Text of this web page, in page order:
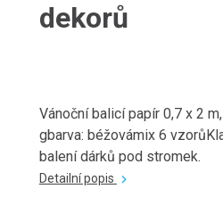
dekorů
Vánoční balicí papír 0,7 x 2
gbarva: béžovámix 6
balení dárků pod stromek.
Detailní popis